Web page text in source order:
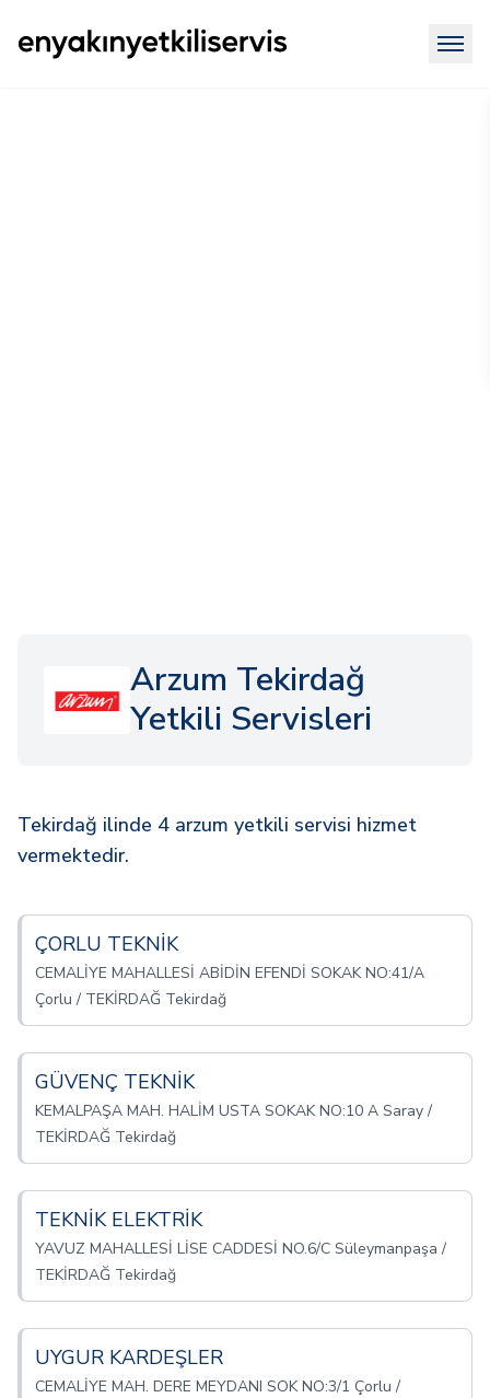
Arzum Tekirdağ
Yetkili Servisleri
Tekirdağ ilinde 4 arzum yetkili servisi hizmet
vermektedir.
ÇORLU TEKNİK
CEMALİYE MAHALLESİ ABİDİN EFENDİ SOKAK NO:41/A
Çorlu / TEKİRDAĞ Tekirdağ
GÜVENÇ TEKNİK
KEMALPAŞA MAH. HALİM USTA SOKAK NO:10 A Saray /
TEKİRDAĞ Tekirdağ
TEKNİK ELEKTRİK
YAVUZ MAHALLESİ LİSE CADDESİ NO.6/C Süleymanpaşa /
TEKİRDAĞ Tekirdağ
UYGUR KARDEŞLER
CEMALİYE MAH. DERE MEYDANI SOK NO:3/1 Çorlu /